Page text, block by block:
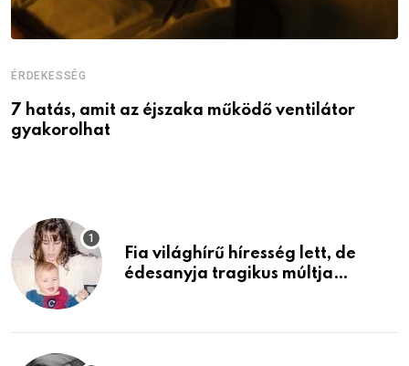
ÉRDEKESSÉG
7 hatás, amit az éjszaka működő ventilátor
gyakorolhat
Fia világhírű híresség lett, de
édesanyja tragikus múltja